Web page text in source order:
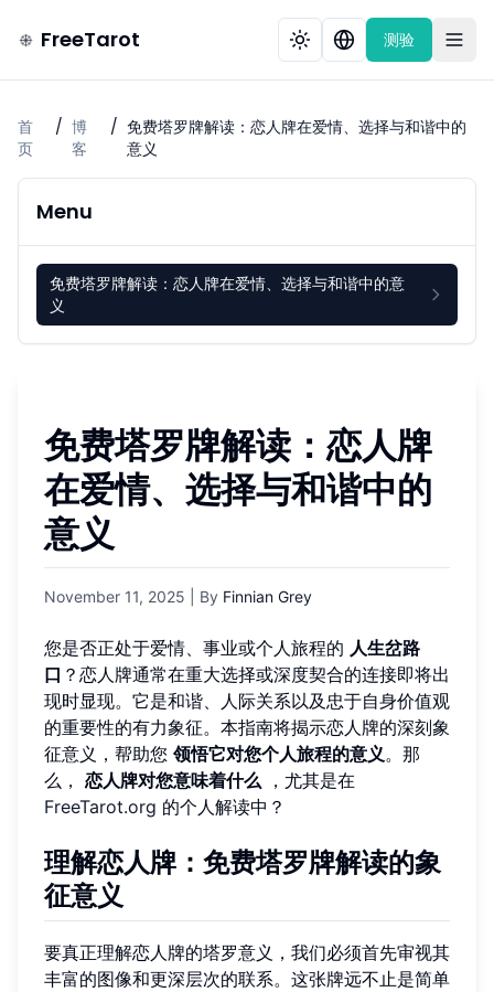
FreeTarot 测验
首
页
/ 博
客
/ 免费塔罗牌解读：恋人牌在爱情、选择与和谐中的
意义
Menu
免费塔罗牌解读：恋人牌在爱情、选择与和谐中的意
义
免费塔罗牌解读：恋人牌
在爱情、选择与和谐中的
意义
November 11, 2025 | By Finnian Grey
您是否正处于爱情、事业或个人旅程的 人生岔路
口 ？恋人牌通常在重大选择或深度契合的连接即将出
现时显现。它是和谐、人际关系以及忠于自身价值观
的重要性的有力象征。本指南将揭示恋人牌的深刻象
征意义，帮助您 领悟它对您个人旅程的意义 。那
么， 恋人牌对您意味着什么 ，尤其是在
FreeTarot.org 的个人解读中？
理解恋人牌：免费塔罗牌解读的象
征意义
要真正理解恋人牌的塔罗意义，我们必须首先审视其
丰富的图像和更深层次的联系。这张牌远不止是简单